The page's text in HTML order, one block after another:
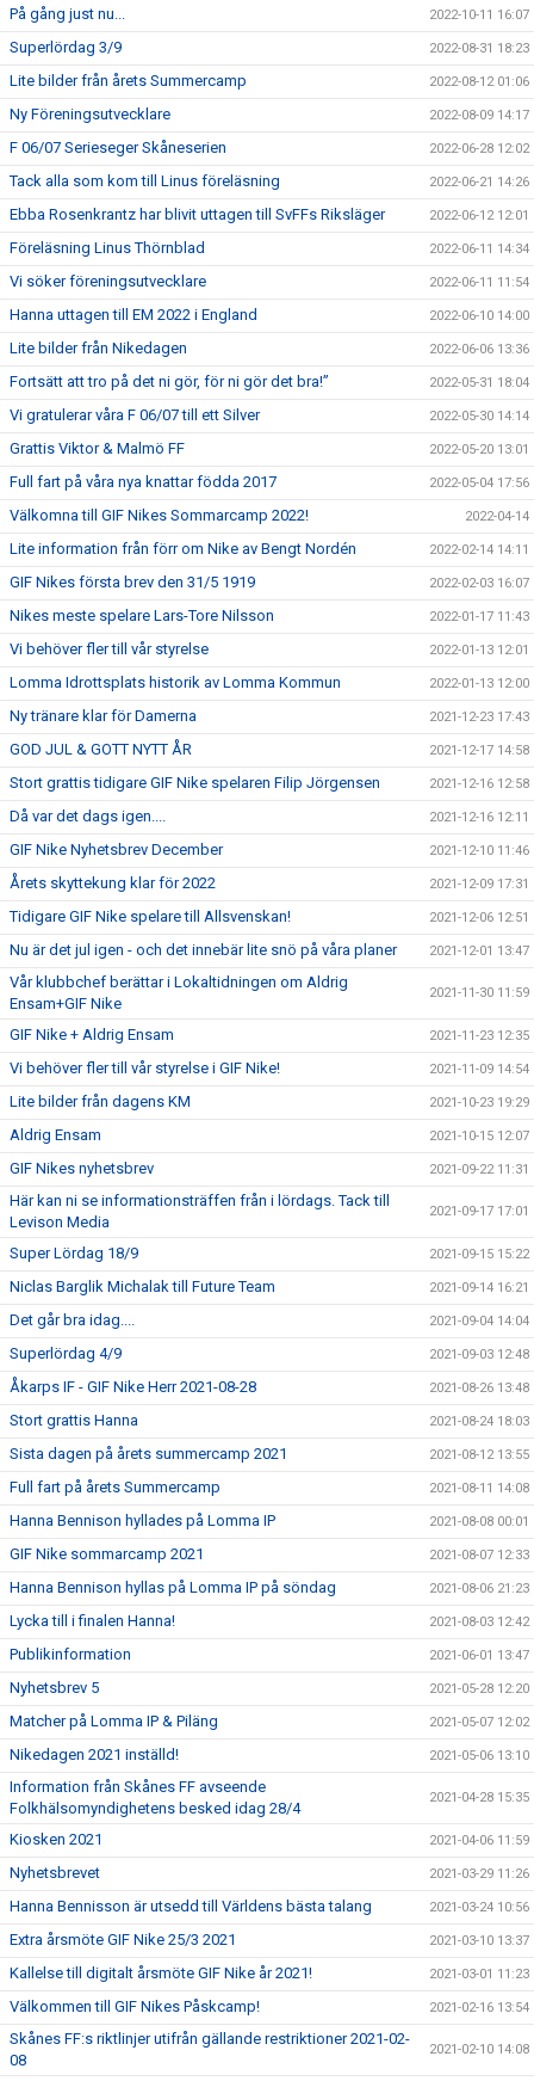
På gång just nu... 2022-10-11 16:07
Superlördag 3/9 2022-08-31 18:23
Lite bilder från årets Summercamp 2022-08-12 01:06
Ny Föreningsutvecklare 2022-08-09 14:17
F 06/07 Serieseger Skåneserien 2022-06-28 12:02
Tack alla som kom till Linus föreläsning 2022-06-21 14:26
Ebba Rosenkrantz har blivit uttagen till SvFFs Riksläger 2022-06-12 12:01
Föreläsning Linus Thörnblad 2022-06-11 14:34
Vi söker föreningsutvecklare 2022-06-11 11:54
Hanna uttagen till EM 2022 i England 2022-06-10 14:00
Lite bilder från Nikedagen 2022-06-06 13:36
Fortsätt att tro på det ni gör, för ni gör det bra!” 2022-05-31 18:04
Vi gratulerar våra F 06/07 till ett Silver 2022-05-30 14:14
Grattis Viktor & Malmö FF 2022-05-20 13:01
Full fart på våra nya knattar födda 2017 2022-05-04 17:56
Välkomna till GIF Nikes Sommarcamp 2022! 2022-04-14
Lite information från förr om Nike av Bengt Nordén 2022-02-14 14:11
GIF Nikes första brev den 31/5 1919 2022-02-03 16:07
Nikes meste spelare Lars-Tore Nilsson 2022-01-17 11:43
Vi behöver fler till vår styrelse 2022-01-13 12:01
Lomma Idrottsplats historik av Lomma Kommun 2022-01-13 12:00
Ny tränare klar för Damerna 2021-12-23 17:43
GOD JUL & GOTT NYTT ÅR 2021-12-17 14:58
Stort grattis tidigare GIF Nike spelaren Filip Jörgensen 2021-12-16 12:58
Då var det dags igen.... 2021-12-16 12:11
GIF Nike Nyhetsbrev December 2021-12-10 11:46
Årets skyttekung klar för 2022 2021-12-09 17:31
Tidigare GIF Nike spelare till Allsvenskan! 2021-12-06 12:51
Nu är det jul igen - och det innebär lite snö på våra planer 2021-12-01 13:47
Vår klubbchef berättar i Lokaltidningen om Aldrig
Ensam+GIF Nike
2021-11-30 11:59
GIF Nike + Aldrig Ensam 2021-11-23 12:35
Vi behöver fler till vår styrelse i GIF Nike! 2021-11-09 14:54
Lite bilder från dagens KM 2021-10-23 19:29
Aldrig Ensam 2021-10-15 12:07
GIF Nikes nyhetsbrev 2021-09-22 11:31
Här kan ni se informationsträffen från i lördags. Tack till
Levison Media
2021-09-17 17:01
Super Lördag 18/9 2021-09-15 15:22
Niclas Barglik Michalak till Future Team 2021-09-14 16:21
Det går bra idag.... 2021-09-04 14:04
Superlördag 4/9 2021-09-03 12:48
Åkarps IF - GIF Nike Herr 2021-08-28 2021-08-26 13:48
Stort grattis Hanna 2021-08-24 18:03
Sista dagen på årets summercamp 2021 2021-08-12 13:55
Full fart på årets Summercamp 2021-08-11 14:08
Hanna Bennison hyllades på Lomma IP 2021-08-08 00:01
GIF Nike sommarcamp 2021 2021-08-07 12:33
Hanna Bennison hyllas på Lomma IP på söndag 2021-08-06 21:23
Lycka till i finalen Hanna! 2021-08-03 12:42
Publikinformation 2021-06-01 13:47
Nyhetsbrev 5 2021-05-28 12:20
Matcher på Lomma IP & Piläng 2021-05-07 12:02
Nikedagen 2021 inställd! 2021-05-06 13:10
Information från Skånes FF avseende
Folkhälsomyndighetens besked idag 28/4
2021-04-28 15:35
Kiosken 2021 2021-04-06 11:59
Nyhetsbrevet 2021-03-29 11:26
Hanna Bennisson är utsedd till Världens bästa talang 2021-03-24 10:56
Extra årsmöte GIF Nike 25/3 2021 2021-03-10 13:37
Kallelse till digitalt årsmöte GIF Nike år 2021! 2021-03-01 11:23
Välkommen till GIF Nikes Påskcamp! 2021-02-16 13:54
Skånes FF:s riktlinjer utifrån gällande restriktioner 2021-02-
08
2021-02-10 14:08